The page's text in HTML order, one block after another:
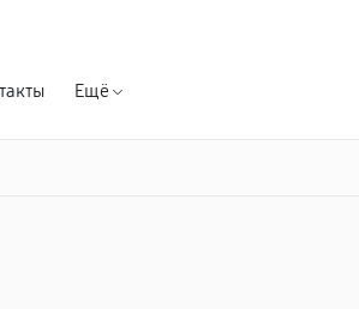
Ещё